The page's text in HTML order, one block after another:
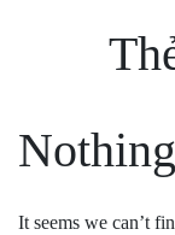
It seems we can’t